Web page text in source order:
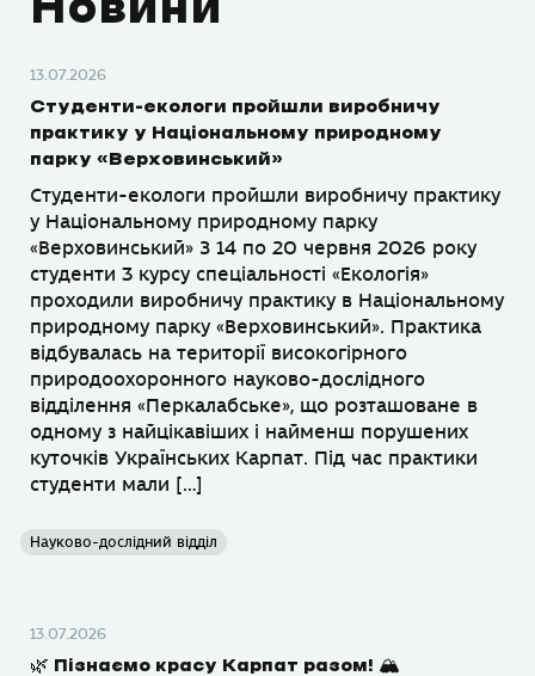
Новини
13.07.2026
Студенти-екологи пройшли виробничу
практику у Національному природному
парку «Верховинський»
Студенти-екологи пройшли виробничу практику
у Національному природному парку
«Верховинський» З 14 по 20 червня 2026 року
студенти 3 курсу спеціальності «Екологія»
проходили виробничу практику в Національному
природному парку «Верховинський». Практика
відбувалась на території високогірного
природоохоронного науково-дослідного
відділення «Перкалабське», що розташоване в
одному з найцікавіших і найменш порушених
куточків Українських Карпат. Під час практики
студенти мали […]
Науково-дослідний відділ
13.07.2026
🌿 Пізнаємо красу Карпат разом! 🏔